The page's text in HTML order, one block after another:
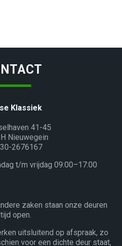
Klassiek
41-45
Nieuwegein
2676167
t/m vrijdag 09:00–17:00
zaken staan onze deuren
open.
uitsluitend op afspraak, zo
voor een dichte deur staat,